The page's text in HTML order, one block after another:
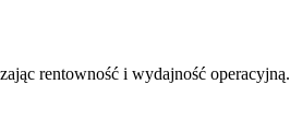
rentowność i wydajność operacyjną.